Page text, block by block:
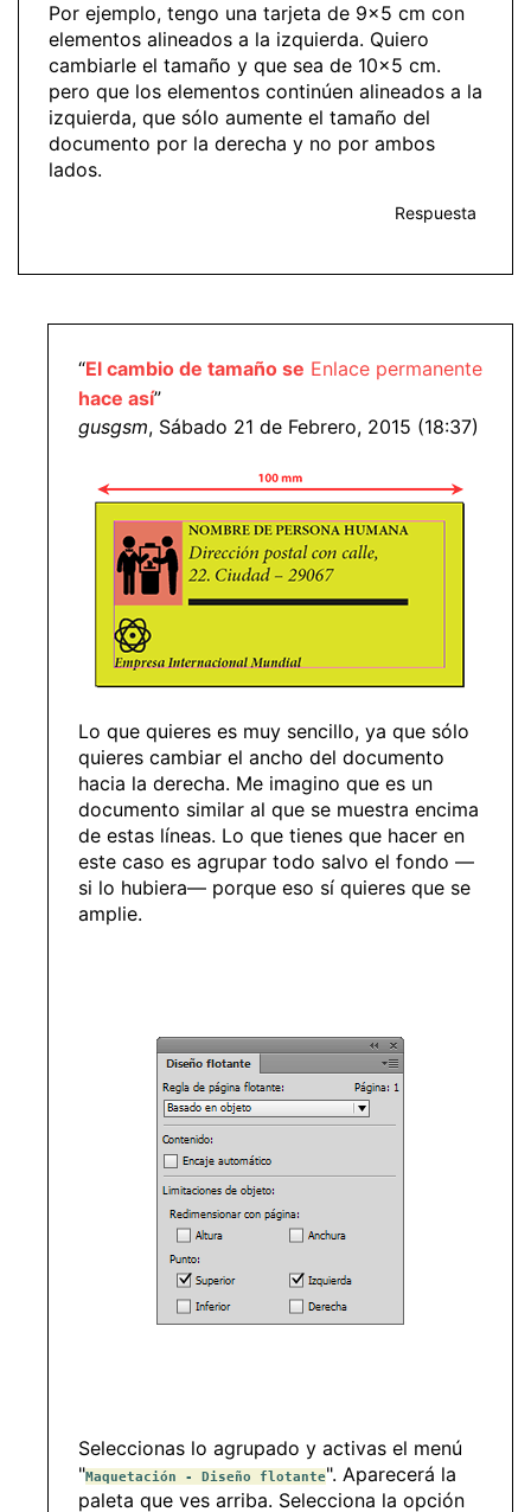
Por ejemplo, tengo una tarjeta de 9×5 cm con
elementos alineados a la izquierda. Quiero
cambiarle el tamaño y que sea de 10×5 cm.
pero que los elementos continúen alineados a la
izquierda, que sólo aumente el tamaño del
documento por la derecha y no por ambos
lados.
Respuesta
Enlace permanente
“El cambio de tamaño se
hace así”
gusgsm, Sábado 21 de Febrero, 2015 (18:37)
Lo que quieres es muy sencillo, ya que sólo
quieres cambiar el ancho del documento
hacia la derecha. Me imagino que es un
documento similar al que se muestra encima
de estas líneas. Lo que tienes que hacer en
este caso es agrupar todo salvo el fondo —
si lo hubiera— porque eso sí quieres que se
amplie.
Seleccionas lo agrupado y activas el menú
"Maquetación - Diseño flotante". Aparecerá la
paleta que ves arriba. Selecciona la opción